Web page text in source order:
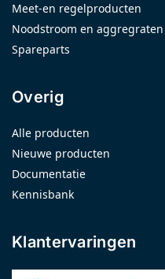
Meet-en regelproducten
Noodstroom en aggregraten
Spareparts
Overig
Alle producten
Nieuwe producten
Documentatie
Kennisbank
Klantervaringen